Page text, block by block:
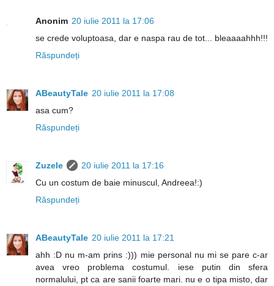
Anonim 20 iulie 2011 la 17:06
se crede voluptoasa, dar e naspa rau de tot... bleaaaahhh!!!
Răspundeți
ABeautyTale 20 iulie 2011 la 17:08
asa cum?
Răspundeți
Zuzele
20 iulie 2011 la 17:16
Cu un costum de baie minuscul, Andreea!:)
Răspundeți
ABeautyTale 20 iulie 2011 la 17:21
ahh :D nu m-am prins :))) mie personal nu mi se pare c-ar
avea vreo problema costumul. iese putin din sfera
normalului, pt ca are sanii foarte mari. nu e o tipa misto, dar